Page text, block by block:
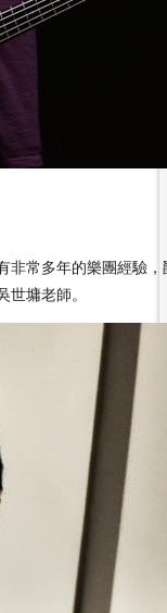
非常多年的樂團經驗
墉老師。